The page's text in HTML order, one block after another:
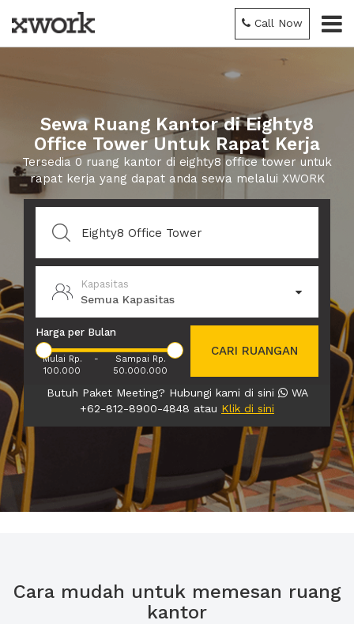
Call Now
Sewa Ruang Kantor di Eighty8
Office Tower Untuk Rapat Kerja
Tersedia 0 ruang kantor di eighty8 office tower untuk
rapat kerja yang dapat anda sewa melalui XWORK
Kapasitas
Semua Kapasitas
Harga per Bulan
Mulai Rp.
100.000
-
Sampai Rp.
50.000.000
CARI RUANGAN
Butuh Paket Meeting? Hubungi kami di sini
WA
+62-812-8900-4848 atau Klik di sini
Cara mudah untuk memesan ruang
kantor